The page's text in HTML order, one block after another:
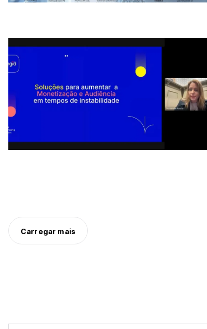
Carregar mais